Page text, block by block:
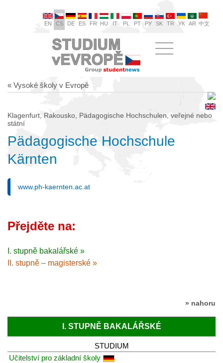
EN CS DE ES FR HU IT PL PT РУ SK TR УК AR 中文
« Vysoké školy v Evropě
Klagenfurt, Rakousko, Pädagogische Hochschulen, veřejné nebo
státní
Pädagogische Hochschule
Kärnten
www.ph-kaernten.ac.at
Přejděte na:
I. stupně bakalářské »
II. stupně – magisterské »
» nahoru
I. STUPNĚ BAKALÁŘSKÉ
STUDIUM
Učitelství pro základní školy